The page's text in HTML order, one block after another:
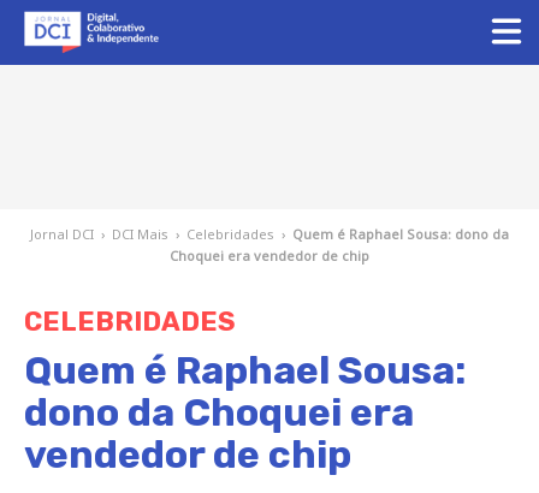
Jornal DCI › DCI Mais › Celebridades › Quem é Raphael Sousa: dono da
Choquei era vendedor de chip
CELEBRIDADES
Quem é Raphael Sousa:
dono da Choquei era
vendedor de chip